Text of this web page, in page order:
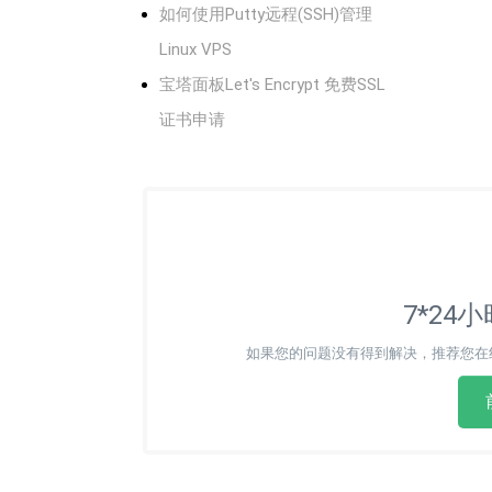
如何使用Putty远程(SSH)管理
Linux VPS
宝塔面板Let's Encrypt 免费SSL
证书申请
7*24小
如果您的问题没有得到解决，推荐您